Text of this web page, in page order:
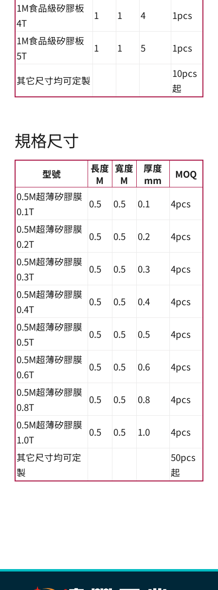
1M食品級矽膠板
4T
1 1 4
1pcs
1M食品級矽膠板
5T
1 1 5 1pcs
其它尺寸均可定製
10pcs
起
規格尺寸
型號
長度
M
寬度
M
厚度
mm
MOQ
0.5M超薄矽膠膜
0.1T
0.5 0.5 0.1
4pcs
0.5M超薄矽膠膜
0.2T
0.5 0.5 0.2
4pcs
0.5M超薄矽膠膜
0.3T
0.5 0.5 0.3
4pcs
0.5M超薄矽膠膜
0.4T
0.5 0.5 0.4
4pcs
0.5M超薄矽膠膜
0.5T
0.5 0.5 0.5
4pcs
0.5M超薄矽膠膜
0.6T
0.5 0.5 0.6
4pcs
0.5M超薄矽膠膜
0.8T
0.5 0.5 0.8
4pcs
0.5M超薄矽膠膜
1.0T
0.5 0.5 1.0
4pcs
其它尺寸均可定
製
50pcs
起